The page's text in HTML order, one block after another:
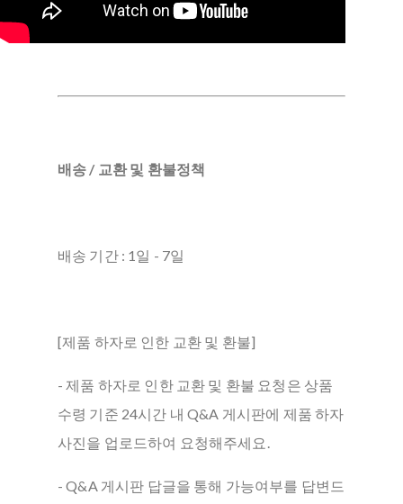
배송 / 교환 및 환불정책
배송 기간 : 1일 - 7일
[제품 하자로 인한 교환 및 환불]
- 제품 하자로 인한 교환 및 환불 요청은 상품
수령 기준 24시간 내 Q&A 게시판에 제품 하자
사진을 업로드하여 요청해주세요.
- Q&A 게시판 답글을 통해 가능여부를 답변드